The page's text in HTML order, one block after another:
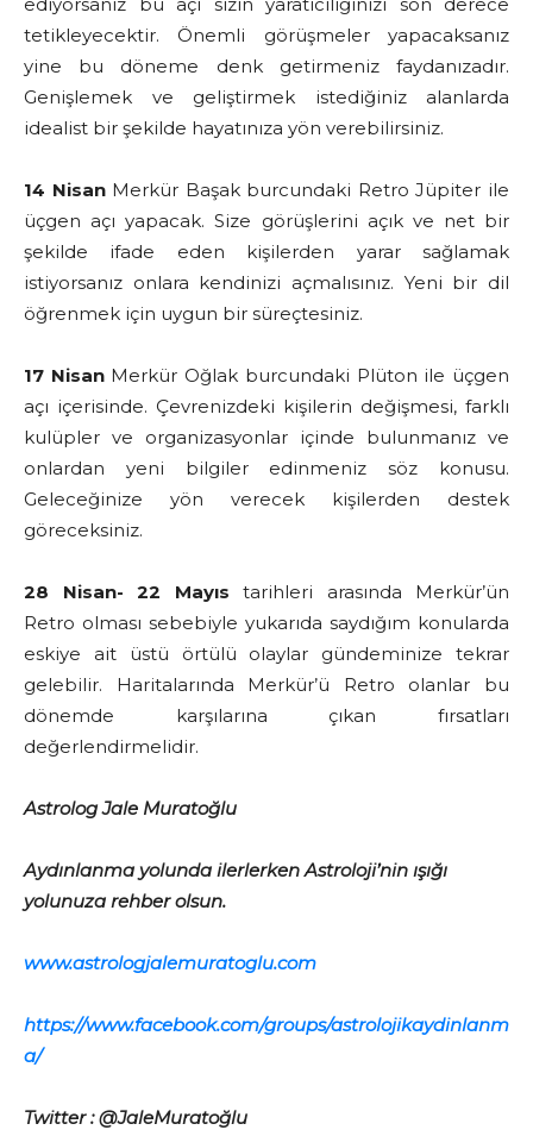
tetikleyecektir. Önemli görüşmeler yapacaksanız
yine bu döneme denk getirmeniz faydanızadır.
Genişlemek ve geliştirmek istediğiniz alanlarda
idealist bir şekilde hayatınıza yön verebilirsiniz.
14 NisanMerkür Başak burcundaki Retro Jüpiter ile
üçgen açı yapacak. Size görüşlerini açık ve net bir
şekilde ifade eden kişilerden yarar sağlamak
istiyorsanız onlara kendinizi açmalısınız. Yeni bir dil
öğrenmek için uygun bir süreçtesiniz.
17 NisanMerkür Oğlak burcundaki Plüton ile üçgen
açı içerisinde. Çevrenizdeki kişilerin değişmesi, farklı
kulüpler ve organizasyonlar içinde bulunmanız ve
onlardan yeni bilgiler edinmeniz söz konusu.
Geleceğinize yön verecek kişilerden destek
göreceksiniz.
28 Nisan- 22 Mayıs tarihleri arasında Merkür’ün
Retro olması sebebiyle yukarıda saydığım konularda
eskiye ait üstü örtülü olaylar gündeminize tekrar
gelebilir. Haritalarında Merkür’ü Retro olanlar bu
dönemde karşılarına çıkan fırsatları
değerlendirmelidir.
Astrolog Jale Muratoğlu
Aydınlanma yolunda ilerlerken Astroloji’nin ışığı
yolunuza rehber olsun.
www.astrologjalemuratoglu.com
https://www.facebook.com/groups/astrolojikaydinlanm
a/
Twitter : @JaleMuratoğlu